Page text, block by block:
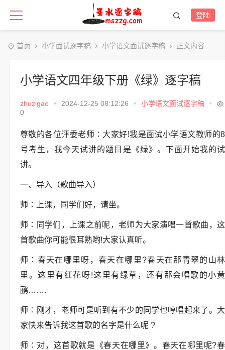
登陆
首页 小学面试逐字稿 小学语文面试逐字稿 正文内容
小学语文四年级下册《绿》逐字稿
zhuzigao • 2024-12-25 08:12:26 • 小学语文面试逐字稿
•
0
尊敬的各位评委老师∶大家好!我是面试小学语文教师的8
号考生，我今天试讲的题目是《绿》。下面开始我的试
讲。
一、导入（歌曲导入）
师∶上课，同学们好，请坐。
师∶同学们，上课之前呢，老师为大家演唱一首歌曲，这
首歌曲你可能很耳熟哟!大家认真听。
师∶春天在哪里呀，春天在哪里?春天在那青翠的山林
里。这里有红花呀!这里有绿草，还有那会唱歌的小黄
鹂…….
师∶刚才，老师可是听到有不少的同学也哼唱起来了。大
家快来告诉我这首歌的名字是什么呢 ?
师∶对，这首歌就是《春天在哪里》。春天在哪里呢?春